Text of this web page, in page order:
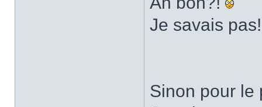
Je savais
Sinon pour le